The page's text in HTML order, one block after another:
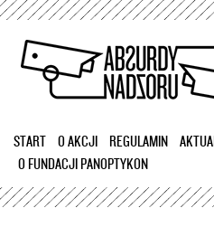
Przejdź
treści
START O AKCJI REGULAMIN
O FUNDACJI PANOPTYKON